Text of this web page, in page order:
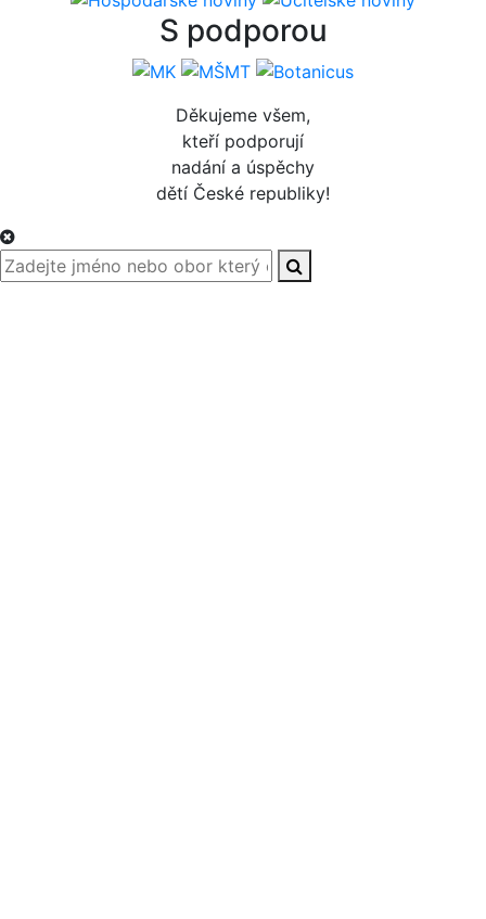
S podporou
Děkujeme všem,
kteří podporují
nadání a úspěchy
dětí České republiky!